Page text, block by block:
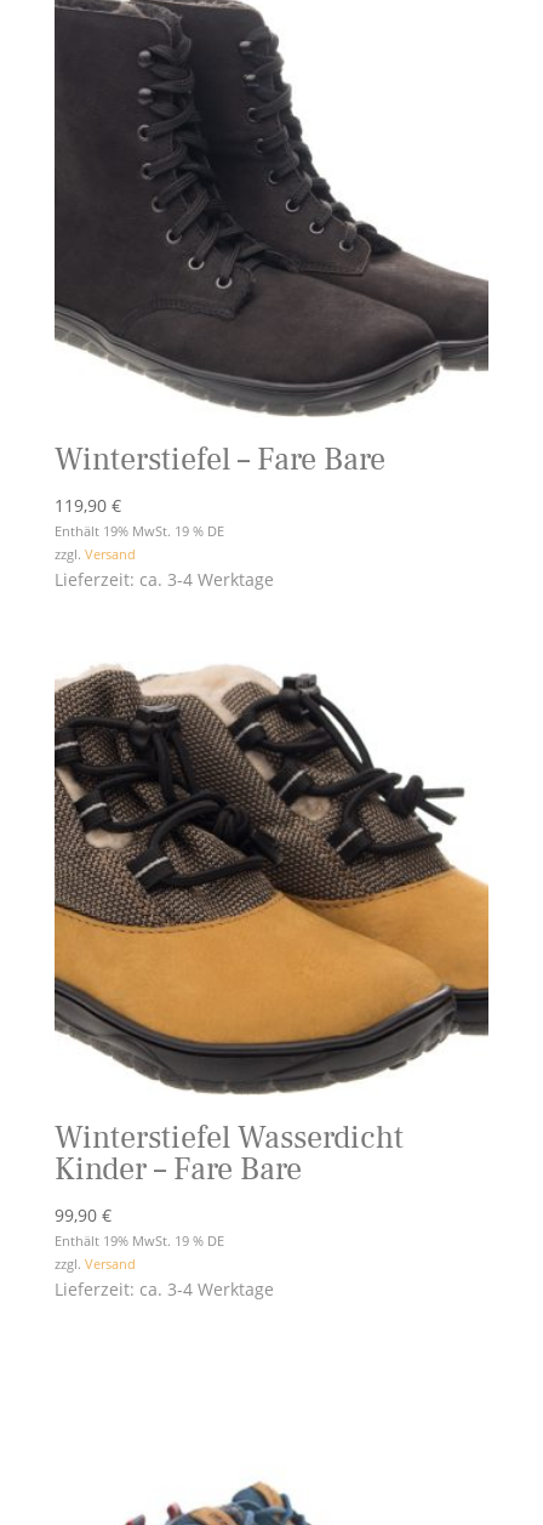
Winterstiefel – Fare Bare
119,90 €
Enthält 19% MwSt. 19 % DE
zzgl. Versand
Lieferzeit: ca. 3-4 Werktage
Winterstiefel Wasserdicht
Kinder – Fare Bare
99,90 €
Enthält 19% MwSt. 19 % DE
zzgl. Versand
Lieferzeit: ca. 3-4 Werktage